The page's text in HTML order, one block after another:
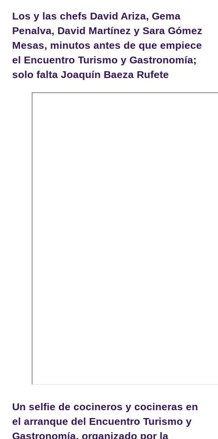
Los y las chefs David Ariza, Gema
Penalva, David Martínez y Sara Gómez
Mesas, minutos antes de que empiece
el Encuentro Turismo y Gastronomía;
solo falta Joaquín Baeza Rufete
Un selfie de cocineros y cocineras en
el arranque del Encuentro Turismo y
Gastronomía, organizado por la